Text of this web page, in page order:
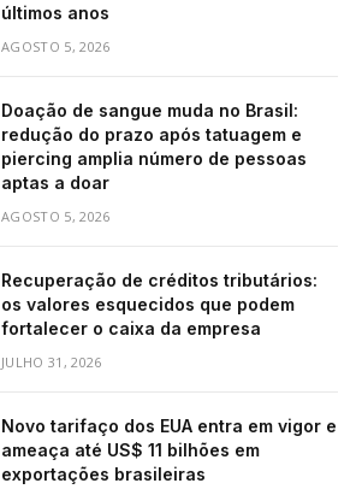
últimos anos
AGOSTO 5, 2026
Doação de sangue muda no Brasil:
redução do prazo após tatuagem e
piercing amplia número de pessoas
aptas a doar
AGOSTO 5, 2026
Recuperação de créditos tributários:
os valores esquecidos que podem
fortalecer o caixa da empresa
JULHO 31, 2026
Novo tarifaço dos EUA entra em vigor e
ameaça até US$ 11 bilhões em
exportações brasileiras